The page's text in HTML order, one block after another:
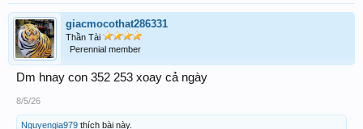
giacmocothat286331
Thần Tài
Perennial member
Dm hnay con 352 253 xoay cả ngày
8/5/26
Nguyengia979 thích bài này.